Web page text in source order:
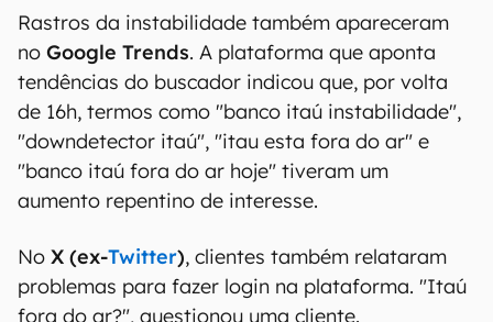
Rastros da instabilidade também apareceram
no Google Trends. A plataforma que aponta
tendências do buscador indicou que, por volta
de 16h, termos como "banco itaú instabilidade",
"downdetector itaú", "itau esta fora do ar" e
"banco itaú fora do ar hoje" tiveram um
aumento repentino de interesse.
No X (ex-Twitter), clientes também relataram
problemas para fazer login na plataforma. "Itaú
fora do ar?", questionou uma cliente.